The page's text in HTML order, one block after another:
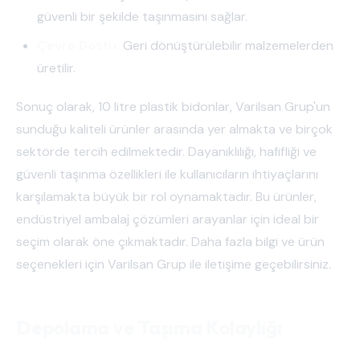
güvenli bir şekilde taşınmasını sağlar.
Geri dönüştürülebilir malzemelerden
üretilir.
Sonuç olarak, 10 litre plastik bidonlar, Varilsan Grup'un
sunduğu kaliteli ürünler arasında yer almakta ve birçok
sektörde tercih edilmektedir. Dayanıklılığı, hafifliği ve
güvenli taşınma özellikleri ile kullanıcıların ihtiyaçlarını
karşılamakta büyük bir rol oynamaktadır. Bu ürünler,
endüstriyel ambalaj çözümleri arayanlar için ideal bir
seçim olarak öne çıkmaktadır. Daha fazla bilgi ve ürün
seçenekleri için Varilsan Grup ile iletişime geçebilirsiniz.